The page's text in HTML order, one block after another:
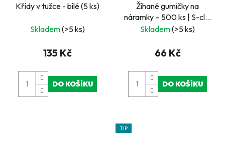
Křídy v tužce - bílé (5 ks)
Skladem(>5 ks)
135 Kč
DO KOŠÍKU
Žíhané gumičky na
náramky – 500 ks | S-clip
spony a háček
Skladem(>5 ks)
66 Kč
DO KOŠÍKU
TIP